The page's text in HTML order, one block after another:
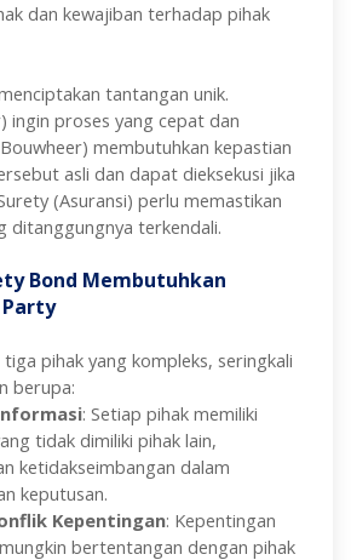
dan kewajiban terhadap pihak
tantangan unik.
ingin proses yang cepat dan
membutuhkan kepastian
asli dan dapat dieksekusi jika
(Asuransi) perlu memastikan
ditanggungnya terkendali.
Bond Membutuhkan
pihak yang kompleks, seringkali
berupa:
: Setiap pihak memiliki
tidak dimiliki pihak lain,
ketidakseimbangan dalam
keputusan.
Kepentingan: Kepentingan
bertentangan dengan pihak